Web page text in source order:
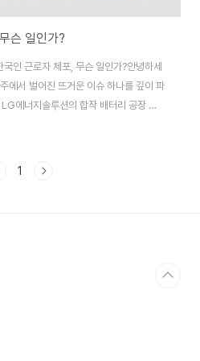
슨 일인가?
인 근로자 체포, 무슨 일인가?안녕하세
에서 벌어진 뜨거운 이슈 하나를 깊이 파
에너지솔루션의 합작 배터리 공장 건
민 당국에 체포되어 구금된 후 귀국한
은 단순한 이민 문제로 끝나지 않고, 글로
1